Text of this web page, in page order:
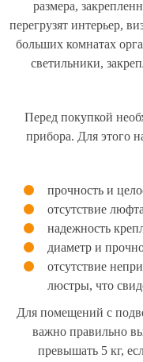
размера,
перегрузят интерьер,
больших комнатах
светильники,
Перед покупкой
прибора. Для этого
прочность и
отсутствие
надежность
диаметр и
отсутствие
люстры, что
Для помещений с
важно правильно
превышать 5 кг,